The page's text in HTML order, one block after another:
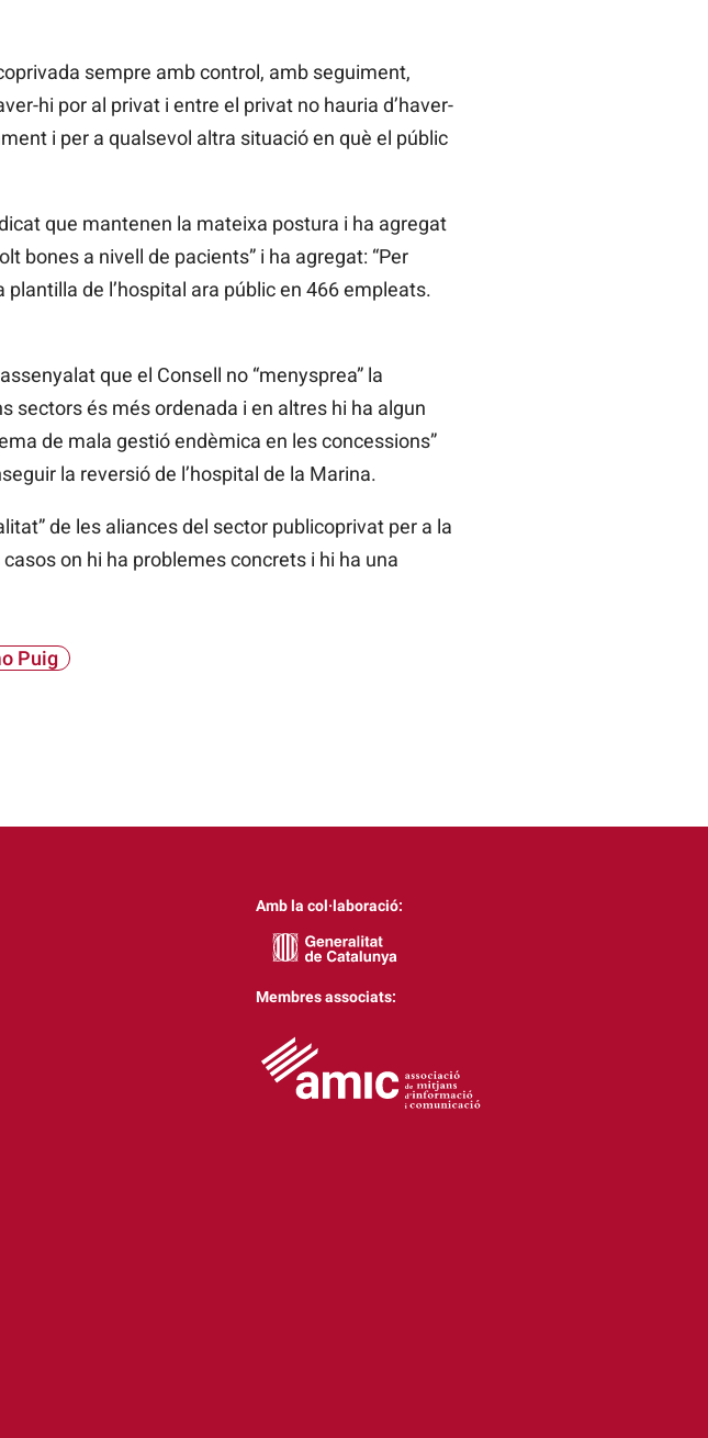
sempre amb control, amb seguiment,
hi por al privat i entre el privat no hauria d’haver-
i per a qualsevol altra situació en què el públic
que mantenen la mateixa postura i ha agregat
bones a nivell de pacients” i ha agregat: “Per
de l’hospital ara públic en 466 empleats.
que el Consell no “menysprea” la
sectors és més ordenada i en altres hi ha algun
de mala gestió endèmica en les concessions”
la reversió de l’hospital de la Marina.
de les aliances del sector publicoprivat per a la
on hi ha problemes concrets i hi ha una
Puig
Amb la col·laboració:
Membres associats: